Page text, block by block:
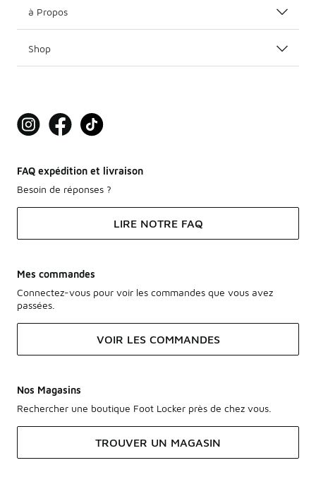
à Propos
Shop
FAQ expédition et livraison
Besoin de réponses ?
LIRE NOTRE FAQ
Mes commandes
Connectez-vous pour voir les commandes que vous avez
passées.
VOIR LES COMMANDES
Nos Magasins
Rechercher une boutique Foot Locker près de chez vous.
TROUVER UN MAGASIN